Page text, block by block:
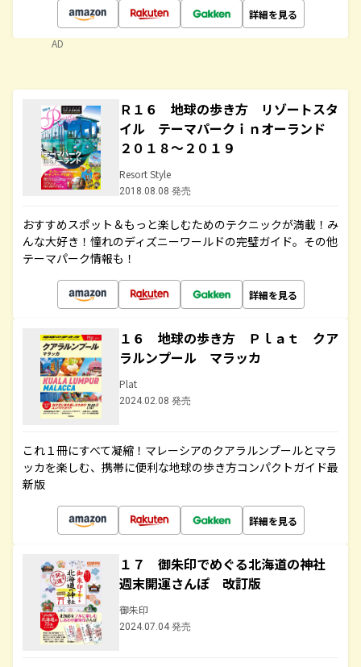
詳細を見る
AD
Ｒ１６ 地球の歩き方 リゾートスタ
イル テーマパークｉｎオーランド
２０１８～２０１９
Resort Style
2018.08.08 発売
おすすめスポット＆もっと楽しむためのテクニックが満載！み
んな大好き！憧れのディズニーワールドの完璧ガイド。その他
テーマパーク情報も！
詳細を見る
１６ 地球の歩き方 Ｐｌａｔ クア
ラルンプール マラッカ
Plat
2024.02.08 発売
これ１冊にすべて凝縮！マレーシアのクアラルンプールとマラ
ッカを楽しむ、携帯に便利な地球の歩き方コンパクトガイド最
新版
詳細を見る
１７ 御朱印でめぐる北海道の神社
週末開運さんぽ 改訂版
御朱印
2024.07.04 発売